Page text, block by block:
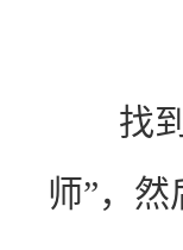
找到“
师”，然